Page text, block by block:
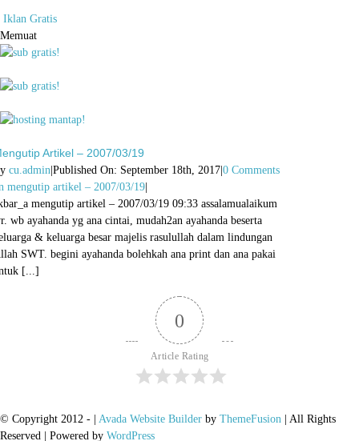
Iklan Gratis
Memuat
Artikel – 2007/03/19
cu.admin |Published On: September 18th, 2017 |0 Comments
mengutip artikel – 2007/03/19
mengutip artikel – 2007/03/19 09:33 assalamualaikum
wb ayahanda yg ana cintai, mudah2an ayahanda beserta
& keluarga besar majelis rasulullah dalam lindungan
SWT. begini ayahanda bolehkah ana print dan ana pakai
[...]
0
Article Rating
© Copyright 2012 - Avada Website Builder by ThemeFusion | All Rights
Reserved | Powered by WordPress